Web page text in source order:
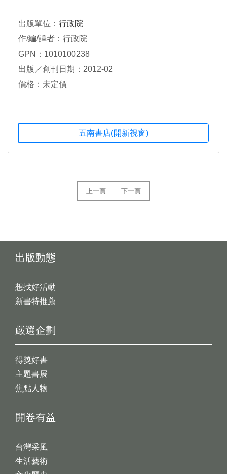
出版單位： 行政院
作/編/譯者：行政院
GPN：1010100238
出版／創刊日期：2012-02
價格：未定價
五南書店(開新視窗)
上一頁 下一頁
出版動態
想找好活動
新書特推薦
開卷有益
台灣采風
生活藝術
嚴選企劃
得獎好書
主題書展
焦點人物